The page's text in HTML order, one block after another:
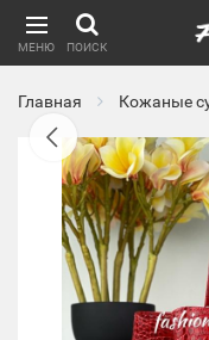
МЕНЮ ПОИСК
Главная Кожаные